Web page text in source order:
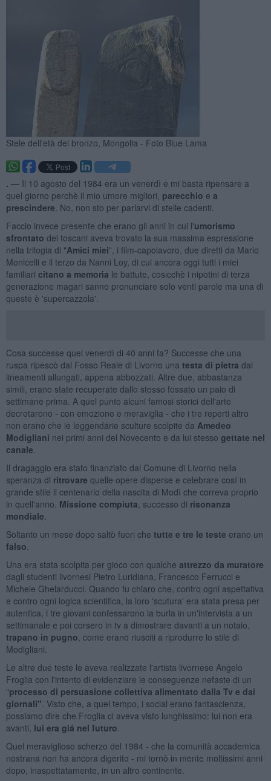
Stele dell'età del bronzo, Mongolia - Foto Blue Lama
. — Il 10 agosto del 1984 era un venerdì e mi basta ripensare a
quel giorno perchè il mio umore migliori, parecchio e a
prescindere . No, non sto per parlarvi di stelle cadenti.
Faccio invece presente che erano gli anni in cui l'umorismo
sfrontato dei toscani aveva trovato la sua massima espressione
nella trilogia di "Amici miei", i film-capolavoro, due diretti da Mario
Monicelli e il terzo da Nanni Loy, di cui ancora oggi tutti i miei
familiari citano a memoria le battute, cosicchè i nipotini di terza
generazione magari sanno pronunciare solo venti parole ma una di
queste è 'supercazzola'.
Cosa successe quel venerdì di 40 anni fa? Successe che una
ruspa ripescò dal Fosso Reale di Livorno una testa di pietra dai
lineamenti allungati, appena abbozzati. Altre due, abbastanza
simili, erano state recuperate dallo stesso fossato un paio di
settimane prima. A quel punto alcuni famosi storici dell'arte
decretarono - con emozione e meraviglia - che i tre reperti altro
non erano che le leggendarie sculture scolpite da Amedeo
Modigliani nei primi anni del Novecento e da lui stesso gettate nel
canale
Il dragaggio era stato finanziato dal Comune di Livorno nella
speranza di ritrovare quelle opere disperse e celebrare cosí in
grande stile il centenario della nascita di Modì che correva proprio
in quell'anno. Missione compiuta , successo di risonanza
mondiale
Soltanto un mese dopo saltò fuori che tutte e tre le teste erano un
falso
Una era stata scolpita per gioco con qualche attrezzo da muratore
dagli studenti livornesi Pietro Luridiana, Francesco Ferrucci e
Michele Ghelarducci. Quando fu chiaro che, contro ogni aspettativa
e contro ogni logica scientifica, la loro 'scutura' era stata presa per
autentica, i tre giovani confessarono la burla in un'intervista a un
settimanale e poi corsero in tv a dimostrare davanti a un notaio,
trapano in pugno , come erano riusciti a riprodurre lo stile di
Modigliani.
Le altre due teste le aveva realizzate l'artista livornese Angelo
Froglia con l'intento di evidenziare le conseguenze nefaste di un
"processo di persuasione collettiva alimentato dalla Tv e dai
giornali" . Visto che, a quel tempo, i social erano fantascienza,
possiamo dire che Froglia ci aveva visto lunghissimo: lui non era
avanti, lui era giá nel futuro
Quel meraviglioso scherzo del 1984 - che la comunità accademica
nostrana non ha ancora digerito - mi tornò in mente moltissimi anni
dopo, inaspettatamente, in un altro continente.